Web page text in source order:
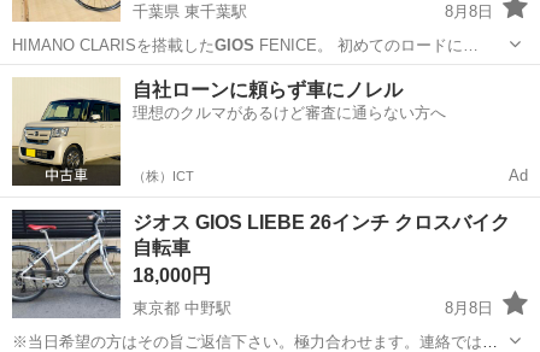
千葉県 東千葉駅
8月8日
HIMANO CLARISを搭載したGIOS FENICE。 初めてのロードに…
千葉 千葉市 東千葉駅 ロードバイク
自社ローンに頼らず車にノレル
理想のクルマがあるけど審査に通らない方へ
（株）ICT Ad
ジオス GIOS LIEBE 26インチ クロスバイク
自転車
18,000円
東京都 中野駅
8月8日
※当日希望の方はその旨ご返信下さい。極力合わせます。連絡ではな